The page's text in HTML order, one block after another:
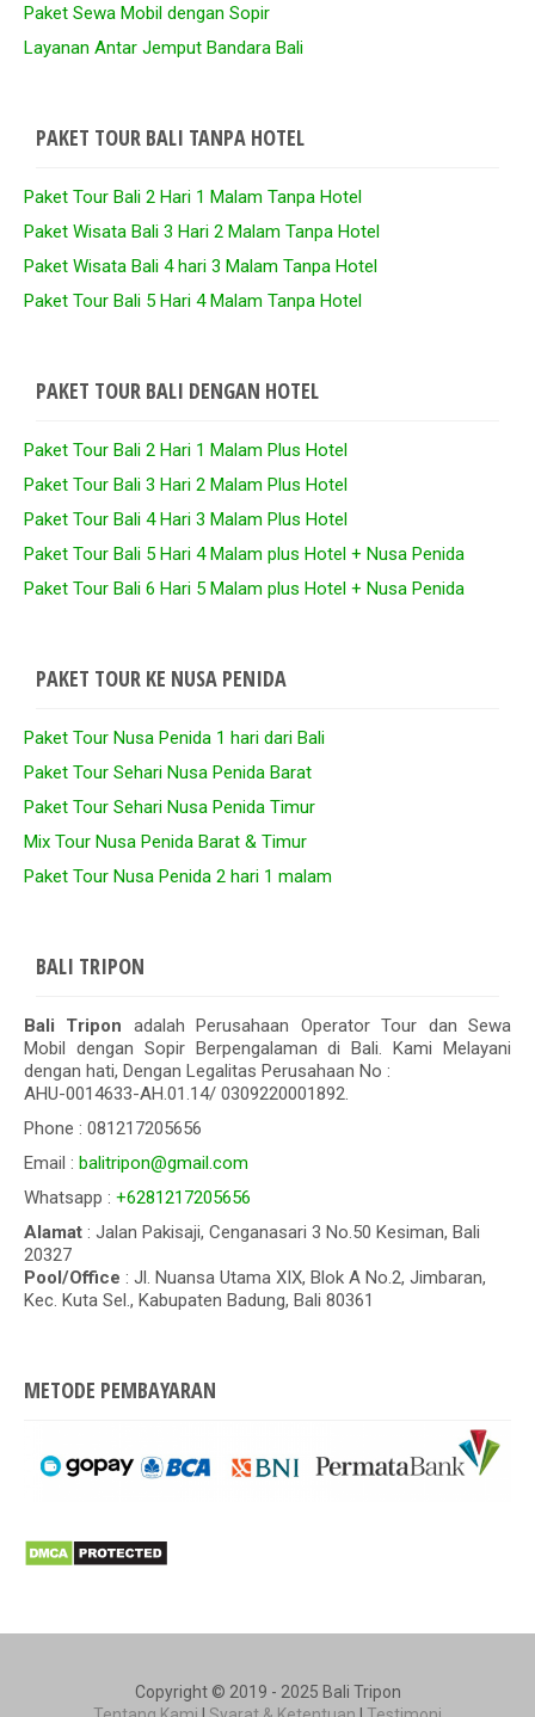
Paket Sewa Mobil dengan Sopir
Layanan Antar Jemput Bandara Bali
PAKET TOUR BALI TANPA HOTEL
Paket Tour Bali 2 Hari 1 Malam Tanpa Hotel
Paket Wisata Bali 3 Hari 2 Malam Tanpa Hotel
Paket Wisata Bali 4 hari 3 Malam Tanpa Hotel
Paket Tour Bali 5 Hari 4 Malam Tanpa Hotel
PAKET TOUR BALI DENGAN HOTEL
Paket Tour Bali 2 Hari 1 Malam Plus Hotel
Paket Tour Bali 3 Hari 2 Malam Plus Hotel
Paket Tour Bali 4 Hari 3 Malam Plus Hotel
Paket Tour Bali 5 Hari 4 Malam plus Hotel + Nusa Penida
Paket Tour Bali 6 Hari 5 Malam plus Hotel + Nusa Penida
PAKET TOUR KE NUSA PENIDA
Paket Tour Nusa Penida 1 hari dari Bali
Paket Tour Sehari Nusa Penida Barat
Paket Tour Sehari Nusa Penida Timur
Mix Tour Nusa Penida Barat & Timur
Paket Tour Nusa Penida 2 hari 1 malam
BALI TRIPON
Bali Tripon adalah Perusahaan Operator Tour dan Sewa
Mobil dengan Sopir Berpengalaman di Bali. Kami Melayani
dengan hati, Dengan Legalitas Perusahaan No :
AHU-0014633-AH.01.14/ 0309220001892.
Phone : 081217205656
Email : balitripon@gmail.com
Whatsapp : +6281217205656
Alamat : Jalan Pakisaji, Cenganasari 3 No.50 Kesiman, Bali
20327
Pool/Office : Jl. Nuansa Utama XIX, Blok A No.2, Jimbaran,
Kec. Kuta Sel., Kabupaten Badung, Bali 80361
METODE PEMBAYARAN
Copyright © 2019 - 2025 Bali Tripon